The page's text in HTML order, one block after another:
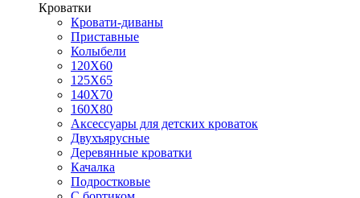
Кроватки
Кровати-диваны
Приставные
Колыбели
120Х60
125X65
140Х70
160Х80
Аксессуары для детских кроваток
Двухъярусные
Деревянные кроватки
Качалка
Подростковые